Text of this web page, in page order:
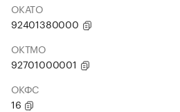
ОКАТО
92401380000
ОКТМО
92701000001
ОКФС
16